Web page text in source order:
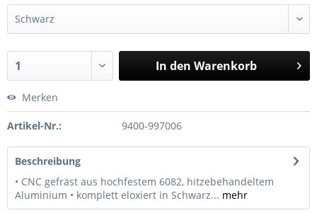
In den Warenkorb
Merken
Artikel-Nr.: 9400-997006
Beschreibung
• CNC gefräst aus hochfestem 6082, hitzebehandeltem
Aluminium • komplett eloxiert in Schwarz... mehr